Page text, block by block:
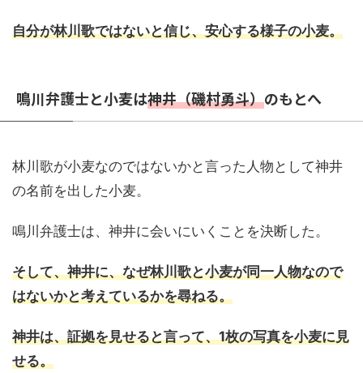
自分が林川歌ではないと信じ、安心する様子の小麦。
鳴川弁護士と小麦は神井（磯村勇斗）のもとへ
林川歌が小麦なのではないかと言った人物として神井
の名前を出した小麦。
鳴川弁護士は、神井に会いにいくことを決断した。
そして、神井に、なぜ林川歌と小麦が同一人物なので
はないかと考えているかを尋ねる。
神井は、証拠を見せると言って、1枚の写真を小麦に見
せる。